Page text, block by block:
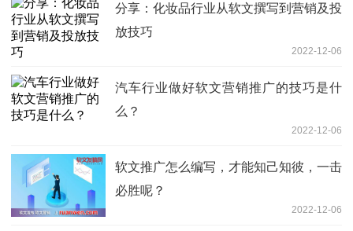
分享：化妆品行业从软文撰写到营销及投
放技巧
2022-12-06
汽车行业做好软文营销推广的技巧是什
么？
2022-12-06
软文推广怎么编写，才能知己知彼，一击
必胜呢？
2022-12-06